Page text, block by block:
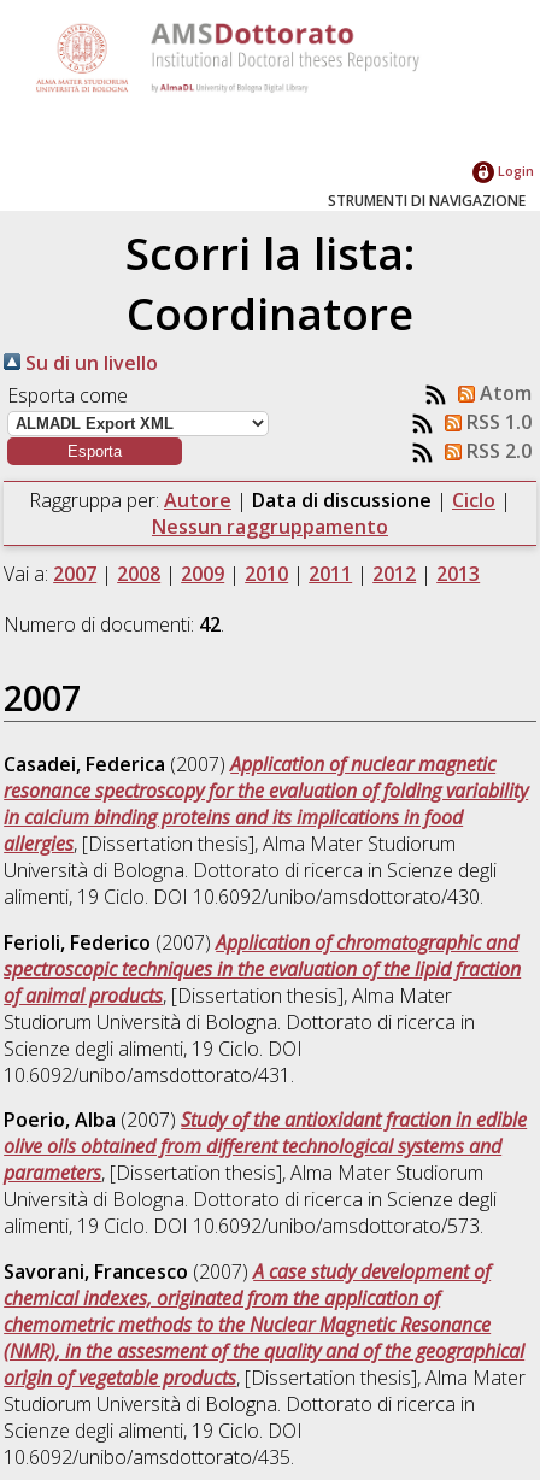
Login
STRUMENTI DI NAVIGAZIONE
Scorri la lista:
Coordinatore
Su di un livello
Esporta come
Atom
RSS 1.0
RSS 2.0
Raggruppa per: Autore | Data di discussione | Ciclo |
Nessun raggruppamento
Vai a: 2007 | 2008 | 2009 | 2010 | 2011 | 2012 | 2013
Numero di documenti: 42.
2007
Casadei, Federica (2007)Application of nuclear magnetic
resonance spectroscopy for the evaluation of folding variability
in calcium binding proteins and its implications in food
allergies, [Dissertation thesis], Alma Mater Studiorum
Università di Bologna. Dottorato di ricerca in Scienze degli
alimenti, 19 Ciclo. DOI 10.6092/unibo/amsdottorato/430.
Ferioli, Federico (2007)Application of chromatographic and
spectroscopic techniques in the evaluation of the lipid fraction
of animal products, [Dissertation thesis], Alma Mater
Studiorum Università di Bologna. Dottorato di ricerca in
Scienze degli alimenti, 19 Ciclo. DOI
10.6092/unibo/amsdottorato/431.
Poerio, Alba (2007)Study of the antioxidant fraction in edible
olive oils obtained from different technological systems and
parameters, [Dissertation thesis], Alma Mater Studiorum
Università di Bologna. Dottorato di ricerca in Scienze degli
alimenti, 19 Ciclo. DOI 10.6092/unibo/amsdottorato/573.
Savorani, Francesco (2007)A case study development of
chemical indexes, originated from the application of
chemometric methods to the Nuclear Magnetic Resonance
(NMR), in the assesment of the quality and of the geographical
origin of vegetable products, [Dissertation thesis], Alma Mater
Studiorum Università di Bologna. Dottorato di ricerca in
Scienze degli alimenti, 19 Ciclo. DOI
10.6092/unibo/amsdottorato/435.